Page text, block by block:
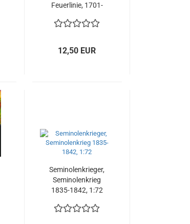
Feuerlinie, 1701-
Erbfolgekrieg, 1:72
12,50 EUR
Seminolenkrieger,
Seminolenkrieg
1835-1842, 1:72